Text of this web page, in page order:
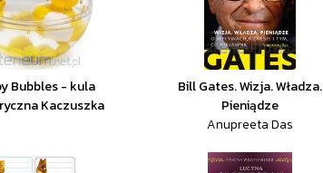
Bubbles - kula
Kaczuszka
Bill Gates. Wizja. Władza.
Pieniądze
Anupreeta Das